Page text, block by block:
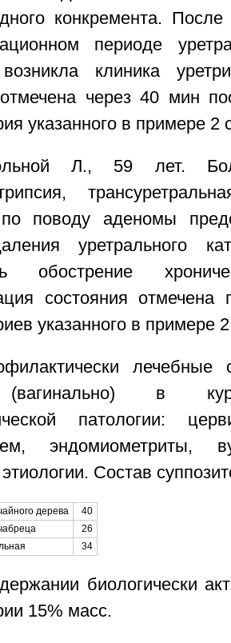
конкремента.
периоде
клиника
через 40 мин
указанного в примере 2
Л., 59 лет.
поводу аденомы
уретрального
обострение
состояния отмечена
указанного в примере
лечебные
в
патологии:
эндомиометриты,
Состав
дерева
40
26
34
биологически
15% масс.